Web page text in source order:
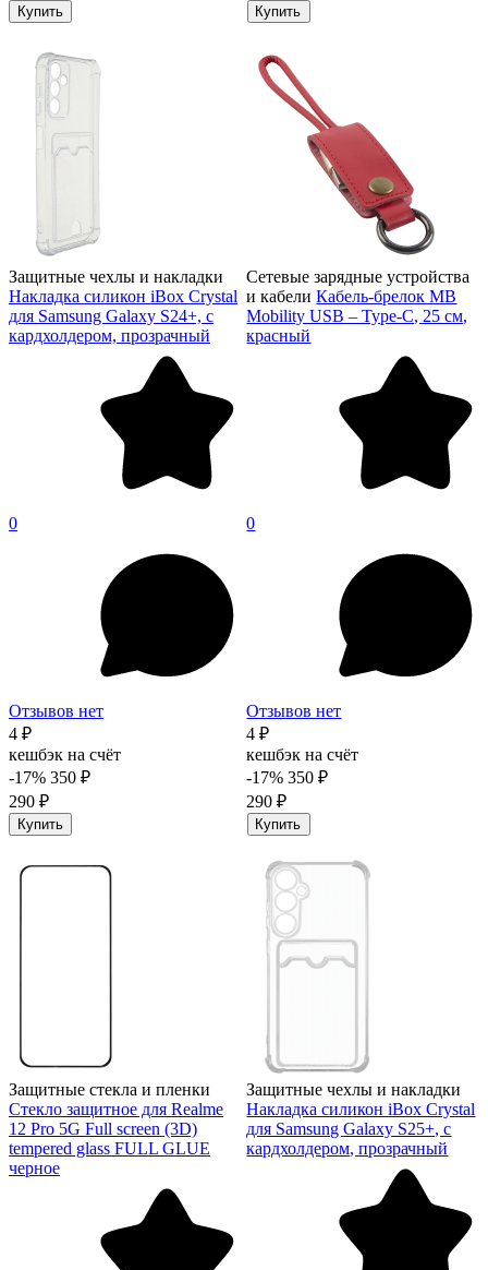
Купить Купить
Защитные чехлы и накладки
Накладка силикон iBox Crystal
для Samsung Galaxy S24+, с
кардхолдером, прозрачный
0
Отзывов нет
4 ₽
кешбэк на счёт
-17% 350 ₽
290 ₽
Купить
Сетевые зарядные устройства
и кабели Кабель-брелок MB
Mobility USB – Type-C, 25 см,
красный
0
Отзывов нет
4 ₽
кешбэк на счёт
-17% 350 ₽
290 ₽
Купить
Защитные стекла и пленки
Стекло защитное для Realme
12 Pro 5G Full screen (3D)
tempered glass FULL GLUE
черное
Защитные чехлы и накладки
Накладка силикон iBox Crystal
для Samsung Galaxy S25+, с
кардхолдером, прозрачный